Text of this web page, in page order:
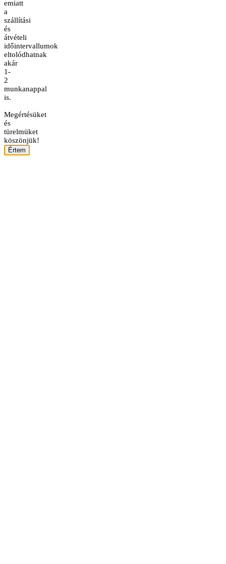
emiatt
a
szállítási
és
átvételi
időintervallumok
eltolódhatnak
akár
1-
2
munkanappal
is.
Megértésüket
és
türelmüket
köszönjük!
Értem